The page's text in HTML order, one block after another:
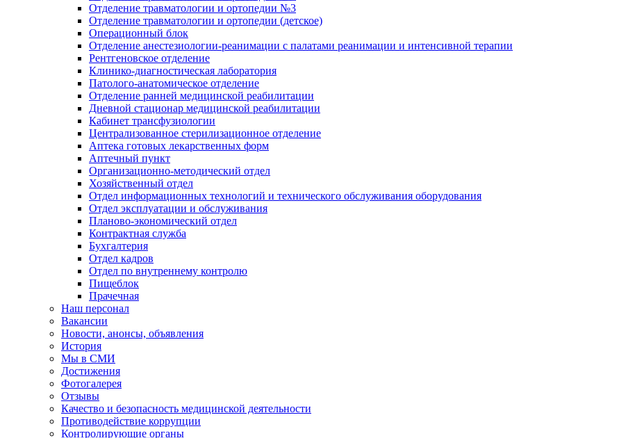
Отделение травматологии и ортопедии №3
Отделение травматологии и ортопедии (детское)
Операционный блок
Отделение анестезиологии-реанимации с палатами реанимации и интенсивной терапии
Рентгеновское отделение
Клинико-диагностическая лаборатория
Патолого-анатомическое отделение
Отделение ранней медицинской реабилитации
Дневной стационар медицинской реабилитации
Кабинет трансфузиологии
Централизованное стерилизационное отделение
Аптека готовых лекарственных форм
Аптечный пункт
Организационно-методический отдел
Хозяйственный отдел
Отдел информационных технологий и технического обслуживания оборудования
Отдел эксплуатации и обслуживания
Планово-экономический отдел
Контрактная служба
Бухгалтерия
Отдел кадров
Отдел по внутреннему контролю
Пищеблок
Прачечная
Наш персонал
Вакансии
Новости, анонсы, объявления
История
Мы в СМИ
Достижения
Фотогалерея
Отзывы
Качество и безопасность медицинской деятельности
Противодействие коррупции
Контролирующие органы